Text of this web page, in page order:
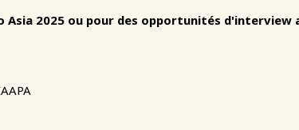
Asia 2025 ou pour des opportunités d'interview